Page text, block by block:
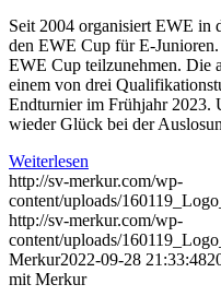
Seit 2004 organisiert EWE in
den EWE Cup für E-
EWE Cup teilzunehmen. Die
einem von drei
Endturnier im Frühjahr 2023.
wieder Glück bei der
Weiterlesen
http://sv-merkur.com/wp-
content/uploads/
http://sv-merkur.com/wp-
content/uploads/
Merkur2022-09-28 21:33:48
mit Merkur